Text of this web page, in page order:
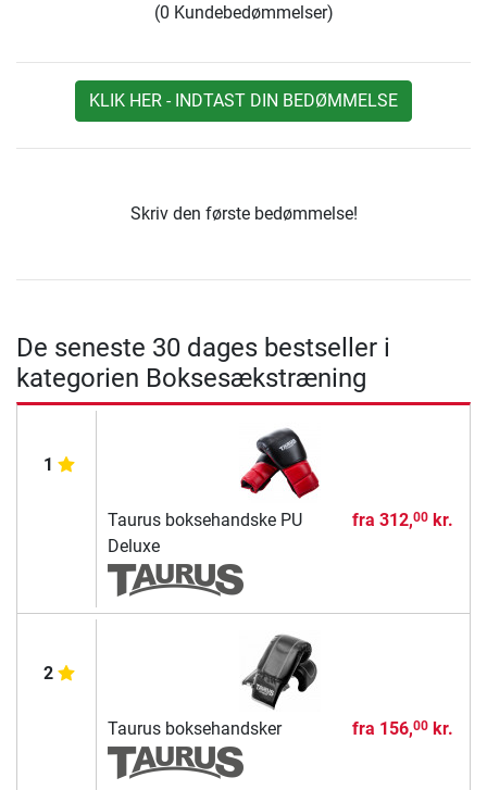
(0 Kundebedømmelser)
KLIK HER - INDTAST DIN BEDØMMELSE
Skriv den første bedømmelse!
De seneste 30 dages bestseller i
kategorien Boksesækstræning
1
Taurus boksehandske PU
Deluxe
fra 312,00kr.
2
Taurus boksehandsker fra 156,00kr.